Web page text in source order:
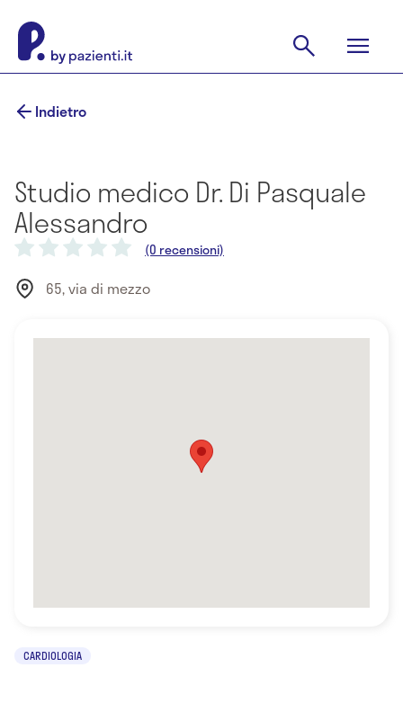
Indietro
Studio medico Dr. Di Pasquale
Alessandro
(0 recensioni)
65, via di mezzo
CARDIOLOGIA